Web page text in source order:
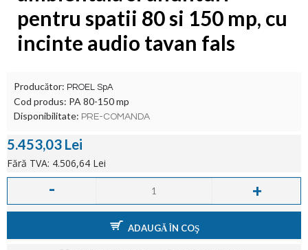
pentru spatii 80 si 150 mp, cu
incinte audio tavan fals
Producător: PROEL SpA
Cod produs: PA 80-150 mp
Disponibilitate: PRE-COMANDA
5.453,03 Lei
Fără TVA: 4.506,64 Lei
- +
ADAUGĂ ÎN COŞ